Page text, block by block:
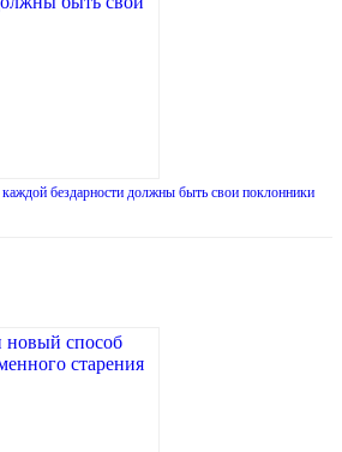
бездарности должны быть свои поклонники